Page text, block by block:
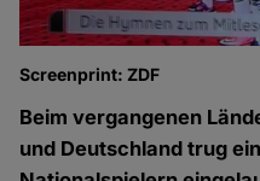
Screenprint: ZDF
Beim vergangenen
und Deutschland trug